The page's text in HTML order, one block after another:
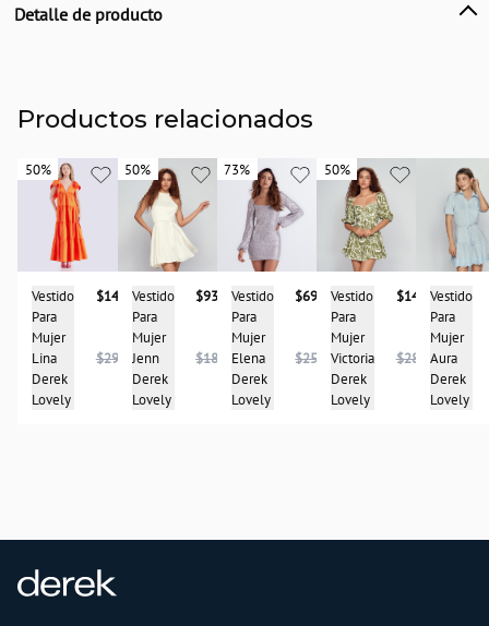
Detalle de producto
País de origen:
Importador:
BAGUER SAS
Cuidado y Lavado
Lavar en maquina, no usar blanqueadores,lavar y secar con colores similares y
planchar a temperatura tibia
Composición:
TELA 1:
79% POLIÉSTER
17% RAYON
4% SPANDEX TELA 2 :
97% POLIÉSTER
Productos relacionados
50%
50%
Vestido
Para
Mujer
Lina
Derek
Lovely
$148.950
$297.950
50%
50%
Vestido
Para
Mujer
Jenn
Derek
Lovely
$93.950
$187.900
73%
73%
Vestido
Para
Mujer
Elena
Derek
Lovely
$69.950
$259.950
50%
50%
Vestido
Para
Mujer
Victoria
Derek
Lovely
$143.950
$287.900
Vestido
Para
Mujer
Aura
Derek
Lovely